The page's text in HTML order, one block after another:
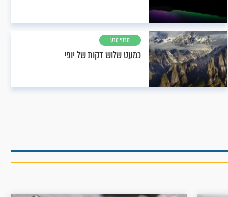
סרטי טבע
כמעט שלוש דקות של יופי